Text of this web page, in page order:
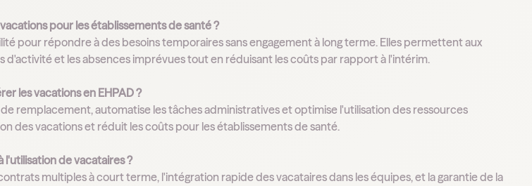
pour les établissements de santé ?
pour répondre à des besoins temporaires sans engagement à long terme. Elles permettent aux
d'activité et les absences imprévues tout en réduisant les coûts par rapport à l'intérim.
les vacations en EHPAD ?
remplacement, automatise les tâches administratives et optimise l'utilisation des ressources
des vacations et réduit les coûts pour les établissements de santé.
l'utilisation de vacataires ?
multiples à court terme, l'intégration rapide des vacataires dans les équipes, et la garantie de la